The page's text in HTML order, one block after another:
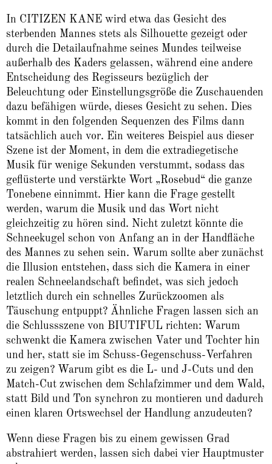
In CITIZEN KANE wird etwa das Gesicht des
sterbenden Mannes stets als Silhouette gezeigt oder
durch die Detailaufnahme seines Mundes teilweise
außerhalb des Kaders gelassen, während eine andere
Entscheidung des Regisseurs bezüglich der
Beleuchtung oder Einstellungsgröße die Zuschauenden
dazu befähigen würde, dieses Gesicht zu sehen. Dies
kommt in den folgenden Sequenzen des Films dann
tatsächlich auch vor. Ein weiteres Beispiel aus dieser
Szene ist der Moment, in dem die extradiegetische
Musik für wenige Sekunden verstummt, sodass das
geflüsterte und verstärkte Wort „Rosebud“ die ganze
Tonebene einnimmt. Hier kann die Frage gestellt
werden, warum die Musik und das Wort nicht
gleichzeitig zu hören sind. Nicht zuletzt könnte die
Schneekugel schon von Anfang an in der Handfläche
des Mannes zu sehen sein. Warum sollte aber zunächst
die Illusion entstehen, dass sich die Kamera in einer
realen Schneelandschaft befindet, was sich jedoch
letztlich durch ein schnelles Zurückzoomen als
Täuschung entpuppt? Ähnliche Fragen lassen sich an
die Schlussszene von BIUTIFUL richten: Warum
schwenkt die Kamera zwischen Vater und Tochter hin
und her, statt sie im Schuss-Gegenschuss-Verfahren
zu zeigen? Warum gibt es die L- und J-Cuts und den
Match-Cut zwischen dem Schlafzimmer und dem Wald,
statt Bild und Ton synchron zu montieren und dadurch
einen klaren Ortswechsel der Handlung anzudeuten?
Wenn diese Fragen bis zu einem gewissen Grad
abstrahiert werden, lassen sich dabei vier Hauptmuster